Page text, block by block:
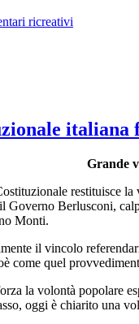
ricreativi
italiana
Grande
restituisce la
Governo Berlusconi,
Monti.
il vincolo
come quel
la volontà popolare
oggi è chiarito una